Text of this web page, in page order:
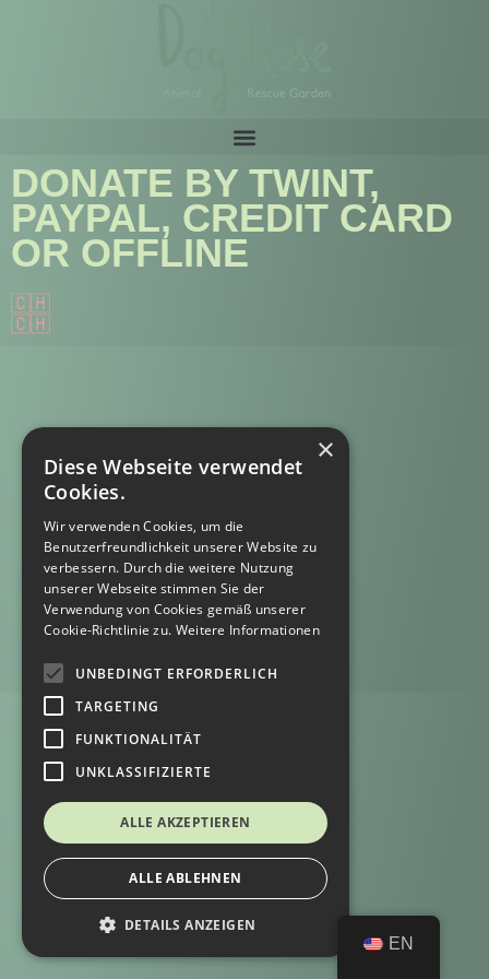
DONATE BY TWINT,
PAYPAL, CREDIT CARD
OR OFFLINE
🇨🇭
🇨🇭
EN
×
Diese Webseite verwendet
Cookies.
Wir verwenden Cookies, um die
Benutzerfreundlichkeit unserer Website zu
verbessern. Durch die weitere Nutzung
unserer Webseite stimmen Sie der
Verwendung von Cookies gemäß unserer
Cookie-Richtlinie zu. Weitere Informationen
UNBEDINGT ERFORDERLICH
TARGETING
FUNKTIONALITÄT
UNKLASSIFIZIERTE
ALLE AKZEPTIEREN
ALLE ABLEHNEN
DETAILS ANZEIGEN